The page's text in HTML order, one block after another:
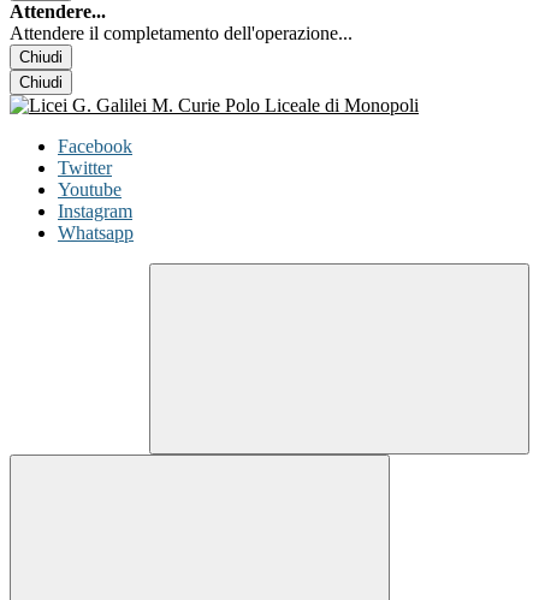
Attendere...
Attendere il completamento dell'operazione...
Chiudi
Chiudi
Facebook
Twitter
Youtube
Instagram
Whatsapp